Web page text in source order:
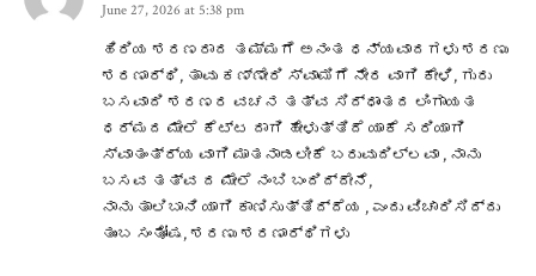
June 27, 2026 at 5:38 pm
ಹಿರಿಯ ಶರಣರಾದ ತಮ್ಮಗೆ ಅನಂತ ಧನ್ಯವಾದಗಳು ಶರಣು
ಶರಣಾರ್ಥಿ, ತಾವು ಕಣ್ಣೇರಿ ಸ್ವಾಮಿಗೆ ನೇರ ವಾಗಿ ಕೇಳಿ, ಗುರು
ಬಸವಾದಿ ಶರಣರ ವಚನ ತತ್ವ ಸಿದ್ಧಾಂತದ ಲಿಂಗಾಯತ
ಧರ್ಮದ ಮೇಲೆ ಕೆಟ್ಟ ದಾಗಿ ಹೇಳುತ್ತಿದೆ ಯಾಕೆ ಸರಿಯಾಗಿ
ಸ್ವಾತಂತ್ರ್ಯ ವಾಗಿ ಮಾತನಾಡಲೀಕೆ ಬರುವುದಿಲ್ಲವಾ , ನಾನು
ಬಸವ ತತ್ವ ದ ಮೇಲೆ ನಂಬಿ ಬಂದಿದ್ದೇನೆ,
ನಾನು ತಾಲಿಬಾನಿ ಯಾಗಿ ಕಾಣಿಸುತ್ತಿದ್ದೆಯ , ಎಂದು ವಿಚಾರಿಸಿದ್ದು
ತುಂಬ ಸಂತೋಷ, ಶರಣು ಶರಣಾರ್ಥಿಗಳು